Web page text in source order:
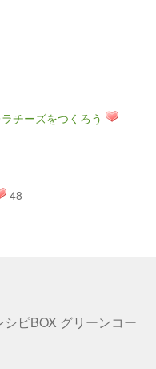
チーズをつくろう
48
ピBOX グリーンコー